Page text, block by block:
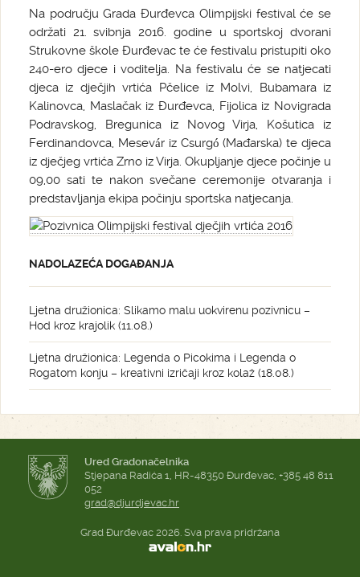
Na području Grada Đurđevca Olimpijski festival će se
održati 21. svibnja 2016. godine u sportskoj dvorani
Strukovne škole Đurđevac te će festivalu pristupiti oko
240-ero djece i voditelja. Na festivalu će se natjecati
djeca iz dječjih vrtića Pčelice iz Molvi, Bubamara iz
Kalinovca, Maslačak iz Đurđevca, Fijolica iz Novigrada
Podravskog, Bregunica iz Novog Virja, Košutica iz
Ferdinandovca, Mesevár iz Csurgó (Mađarska) te djeca
iz dječjeg vrtića Zrno iz Virja. Okupljanje djece počinje u
09,00 sati te nakon svečane ceremonije otvaranja i
predstavljanja ekipa počinju sportska natjecanja.
NADOLAZEĆA DOGAĐANJA
Ljetna družionica: Slikamo malu uokvirenu pozivnicu –
Hod kroz krajolik (11.08.)
Ljetna družionica: Legenda o Picokima i Legenda o
Rogatom konju – kreativni izričaji kroz kolaž (18.08.)
Ured Gradonačelnika
Stjepana Radića 1, HR-48350 Đurđevac, +385 48 811
052
grad@djurdjevac.hr
Grad Đurđevac 2026. Sva prava pridržana